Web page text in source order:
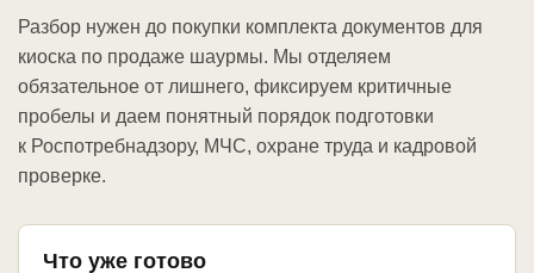
Разбор нужен до покупки комплекта документов для
киоска по продаже шаурмы. Мы отделяем
обязательное от лишнего, фиксируем критичные
пробелы и даем понятный порядок подготовки
к Роспотребнадзору, МЧС, охране труда и кадровой
проверке.
Что уже готово